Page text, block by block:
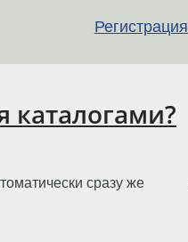
Регистрация
сразу же